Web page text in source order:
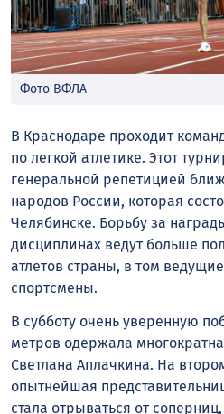
Фото ВФЛА
В Краснодаре проходит
по легкой атлетике. Этот
генеральной репетицией
народов России, которая
Челябинске. Борьбу за
дисциплинах ведут больше
атлетов страны, в том
спортсмены.
В субботу очень уверенную
метров одержала
Светлана Аплачкина. На
опытнейшая
стала отрываться от